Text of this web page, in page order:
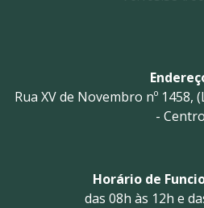
Rua XV de Novembro nº 1458,
- Centro
Horário de
das 08h às 12h e